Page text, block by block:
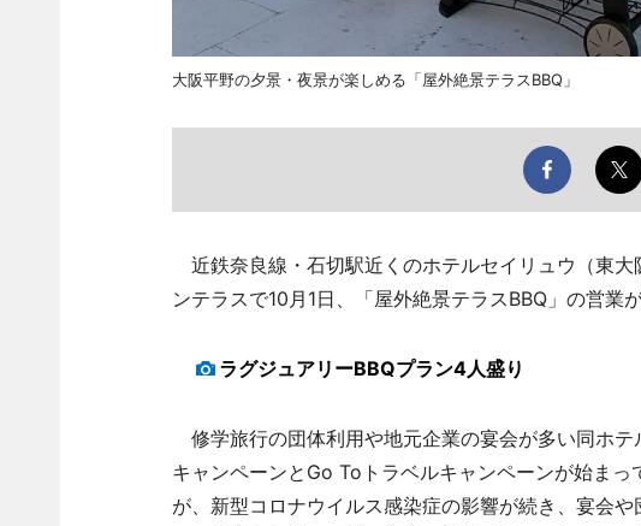
大阪平野の夕景・夜景が楽しめる「屋外絶景テラスBBQ」
近鉄奈良線・石切駅近くのホテルセイリュウ（東大
ンテラスで10月1日、「屋外絶景テラスBBQ」の営業が
ラグジュアリーBBQプラン4人盛り
修学旅行の団体利用や地元企業の宴会が多い同ホテ
キャンペーンとGo Toトラベルキャンペーンが始ま
が、新型コロナウイルス感染症の影響が続き、宴会